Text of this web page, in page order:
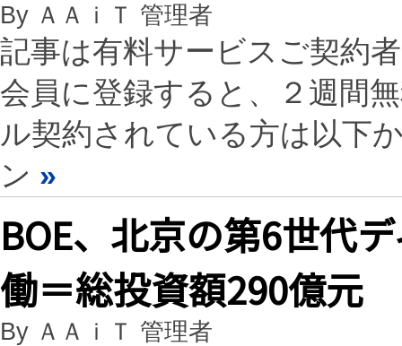
By ＡＡｉＴ 管理者
記事は有料サービスご契約
会員に登録すると、２週間
ル契約されている方は以下
ン »
BOE、北京の第6世代
働＝総投資額290億元
By ＡＡｉＴ 管理者